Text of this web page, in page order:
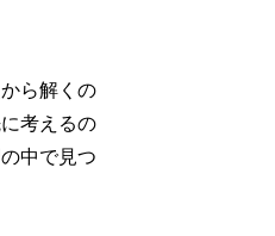
ら解くの
考えるの
中で見つ